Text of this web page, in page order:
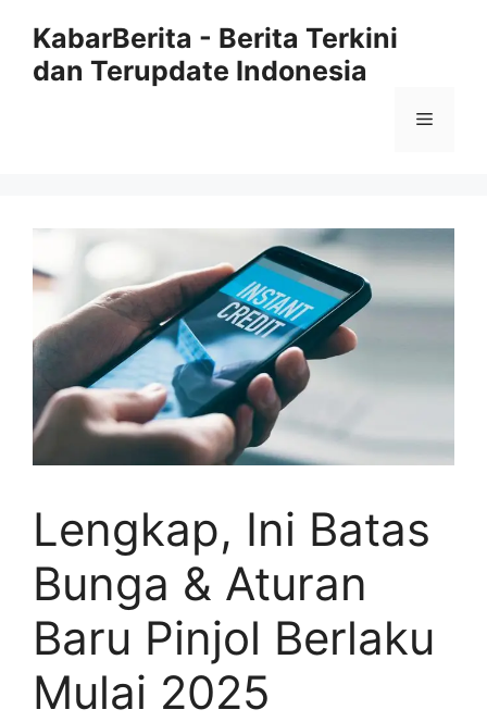
KabarBerita - Berita Terkini
dan Terupdate Indonesia
Menu
Lengkap, Ini Batas
Bunga & Aturan
Baru Pinjol Berlaku
Mulai 2025